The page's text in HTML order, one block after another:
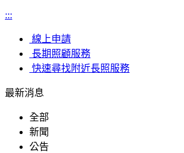
:::
線上申請
長期照顧服務
快速尋找附近長照服務
最新消息
全部
新聞
公告